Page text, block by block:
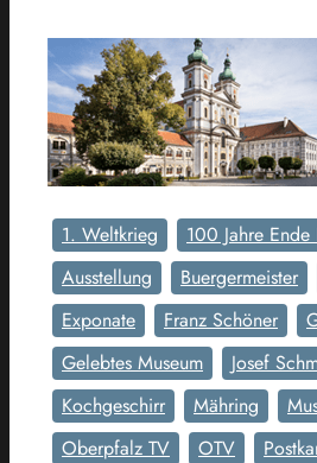
1. Weltkrieg
100 Jahre
Ausstellung
Buergermeister
Exponate
Franz Schöner
Gelebtes Museum
Josef
Kochgeschirr
Mähring
Oberpfalz TV
OTV